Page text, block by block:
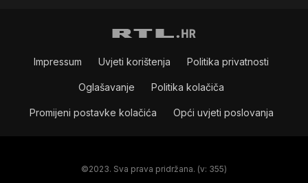
Impressum Uvjeti korištenja Politika privatnosti
Oglašavanje Politika kolačiča
Promijeni postavke kolačića Opći uvjeti poslovanja
©2023. Sva prava pridržana. (v: 355)